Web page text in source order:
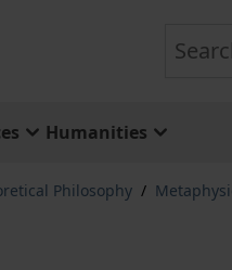
Humanities
Philosophy /